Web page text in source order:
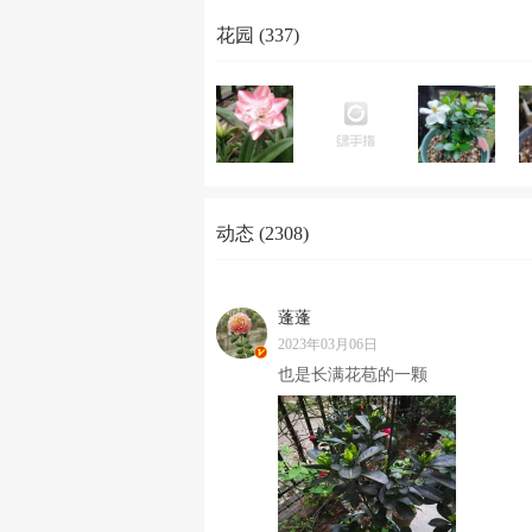
花园 (337)
动态 (2308)
蓬蓬
2023年03月06日
也是长满花苞的一颗